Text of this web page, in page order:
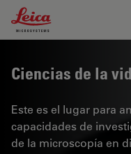
Leica Microsystems
Ciencias de la
Este es el lugar para
capacidades de
de la microscopía en